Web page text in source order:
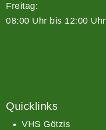
Freitag:
08:00 Uhr bis 12:00 Uhr
Quicklinks
VHS Götzis